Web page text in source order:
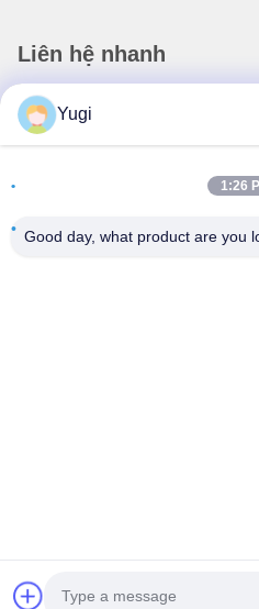
Liên hệ nhanh
Địa chỉ
Shunjiang, thị trấn Beijiao,
Yinsu Electronic Technology
Yugi
1:26
Good day, what product are you